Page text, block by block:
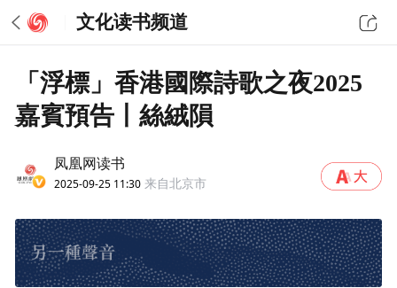
文化读书频道
「浮標」香港國際詩歌之夜2025
嘉賓預告丨絲絨隕
凤凰网读书
2025-09-25 11:30 来自北京市